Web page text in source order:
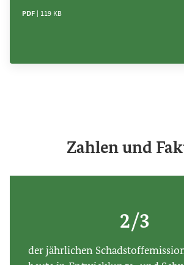
DATEITYP
PDF Dateigröße
119 KB
Zahlenund
0
2
3
/
0
1
3
4
der jährlichen
2/3
1
0
30